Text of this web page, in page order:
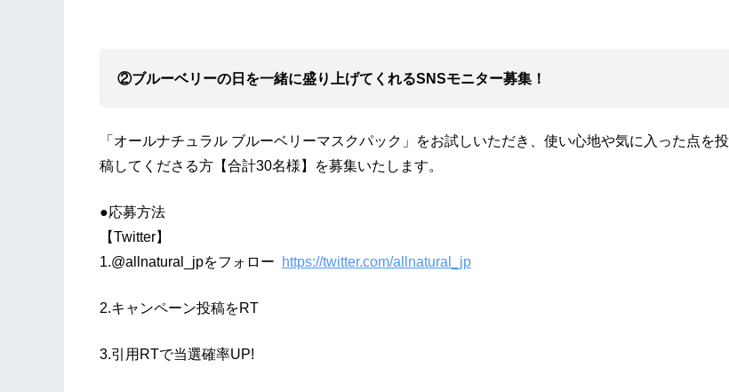
②ブルーベリーの日を一緒に盛り上げてくれるSNSモニター募集 ！
「オールナチュラル ブルーベリーマスクパック」をお試しいただき、使い心地や気に入った点を投
稿してくださる方【合計30名様】を募集いたします。
●応募方法
【Twitter】
1.@allnatural_jpをフォロー
https://twitter.com/allnatural_jp
2.キャンペーン投稿をRT
3.引用RTで当選確率UP!